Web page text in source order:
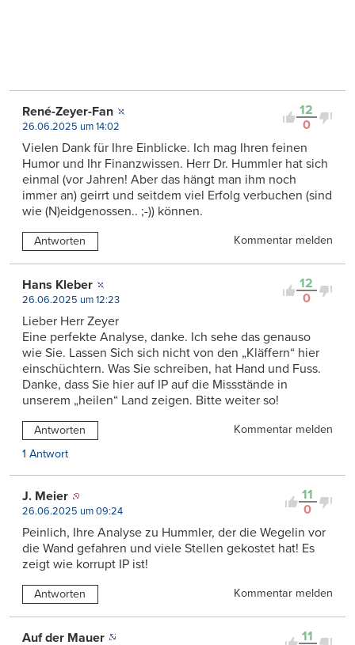
12
0
René-Zeyer-Fan
26.06.2025 um 14:02
Vielen Dank für Ihre Einblicke. Ich mag Ihren feinen
Humor und Ihr Finanzwissen. Herr Dr. Hummler hat sich
einmal (vor Jahren! Aber das hängt man ihm noch
immer an) geirrt und seitdem viel Erfolg verbuchen (sind
wie (N)eidgenossen.. ;-)) können.
Antworten Kommentar melden
12
0
Hans Kleber
26.06.2025 um 12:23
Lieber Herr Zeyer
Eine perfekte Analyse, danke. Ich sehe das genauso
wie Sie. Lassen Sich sich nicht von den „Kläffern“ hier
einschüchtern. Was Sie schreiben, hat Hand und Fuss.
Danke, dass Sie hier auf IP auf die Missstände in
unserem „heilen“ Land zeigen. Bitte weiter so!
Antworten
Kommentar melden
1 Antwort
11
0
J. Meier
26.06.2025 um 09:24
Peinlich, Ihre Analyse zu Hummler, der die Wegelin vor
die Wand gefahren und viele Stellen gekostet hat! Es
zeigt wie korrupt IP ist!
Antworten Kommentar melden
11
Auf der Mauer